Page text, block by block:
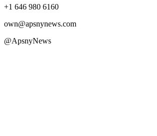
+1 646 980 6160
own@apsnynews.com
@ApsnyNews